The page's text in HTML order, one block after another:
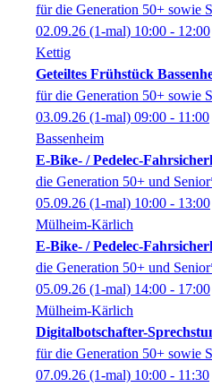
für die Generation 50+ sowie
02.09.26 (1-mal) 10:00 - 12:00
Kettig
Geteiltes Frühstück
für die Generation 50+ sowie
03.09.26 (1-mal) 09:00 - 11:00
Bassenheim
E-Bike- / Pedelec-
die Generation 50+ und
05.09.26 (1-mal) 10:00 - 13:00
Mülheim-Kärlich
E-Bike- / Pedelec-
die Generation 50+ und
05.09.26 (1-mal) 14:00 - 17:00
Mülheim-Kärlich
Digitalbotschafter-
für die Generation 50+ sowie
07.09.26 (1-mal) 10:00 - 11:30